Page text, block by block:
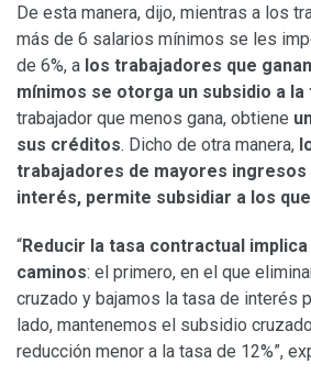
De esta manera, dijo, mientras a los
más de 6 salarios mínimos se les
de 6%, a los trabajadores que
mínimos se otorga un subsidio a la
trabajador que menos gana, obtiene
sus créditos. Dicho de otra manera,
trabajadores de mayores ingresos
interés, permite subsidiar a los
“Reducir la tasa contractual
caminos: el primero, en el que
cruzado y bajamos la tasa de interés
lado, mantenemos el subsidio
reducción menor a la tasa de 12%”,